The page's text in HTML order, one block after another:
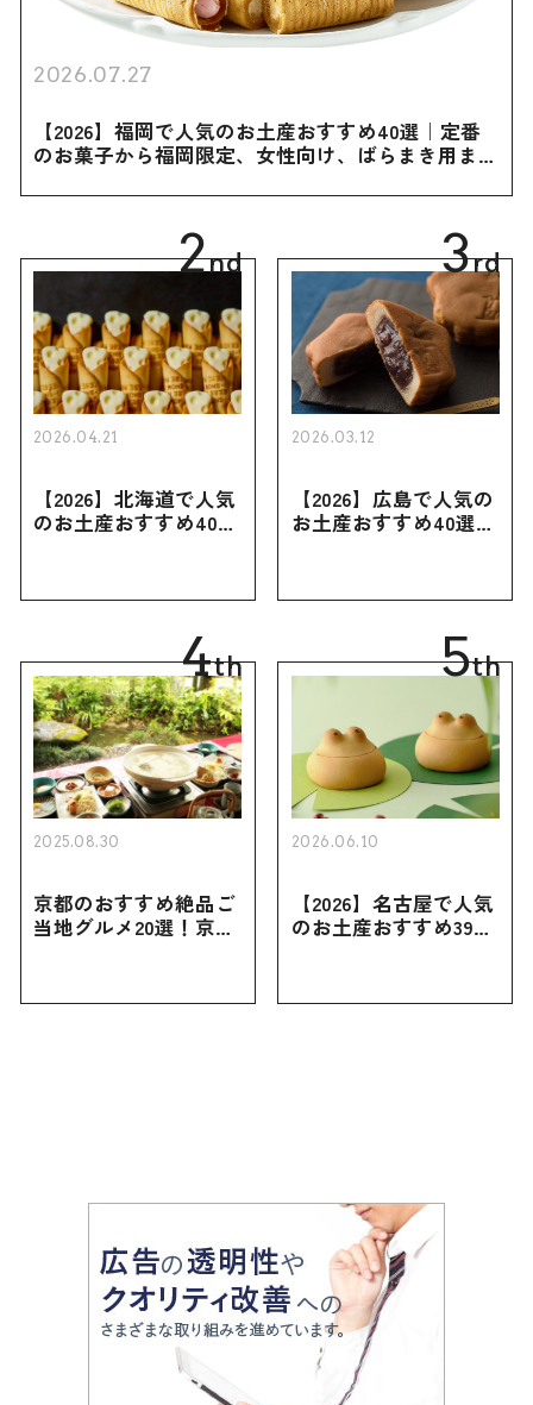
2026.07.27
【2026】福岡で人気のお土産おすすめ40選｜定番
のお菓子から福岡限定、女性向け、ばらまき用まで
2nd
2026.04.21
【2026】北海道で人気
のお土産おすすめ40選
買えない限定品、女性
3rd
2026.03.12
【2026】広島で人気の
お土産おすすめ40選｜
き用、女性向けまで幅
4th
2025.08.30
京都のおすすめ絶品ご
当地グルメ20選！京都
5th
2026.06.10
【2026】名古屋で人気
のお土産おすすめ39選
お土産・ばらまき用ま